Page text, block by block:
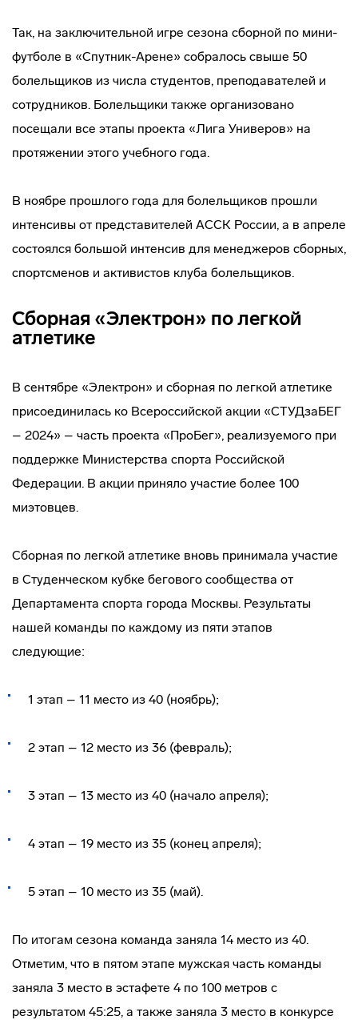
Так, на заключительной игре сезона сборной по мини-
футболе в «Спутник-Арене» собралось свыше 50
болельщиков из числа студентов, преподавателей и
сотрудников. Болельщики также организовано
посещали все этапы проекта «Лига Универов» на
протяжении этого учебного года.
В ноябре прошлого года для болельщиков прошли
интенсивы от представителей АССК России, а в апреле
состоялся большой интенсив для менеджеров сборных,
спортсменов и активистов клуба болельщиков.
Сборная «Электрон» по легкой
атлетике
В сентябре «Электрон» и сборная по легкой атлетике
присоединилась ко Всероссийской акции «СТУДзаБЕГ
– 2024» – часть проекта «ПроБег», реализуемого при
поддержке Министерства спорта Российской
Федерации. В акции приняло участие более 100
миэтовцев.
Сборная по легкой атлетике вновь принимала участие
в Студенческом кубке бегового сообщества от
Департамента спорта города Москвы. Результаты
нашей команды по каждому из пяти этапов
следующие:
1 этап – 11 место из 40 (ноябрь);
2 этап – 12 место из 36 (февраль);
3 этап – 13 место из 40 (начало апреля);
4 этап – 19 место из 35 (конец апреля);
5 этап – 10 место из 35 (май).
По итогам сезона команда заняла 14 место из 40.
Отметим, что в пятом этапе мужская часть команды
заняла 3 место в эстафете 4 по 100 метров с
результатом 45:25, а также заняла 3 место в конкурсе